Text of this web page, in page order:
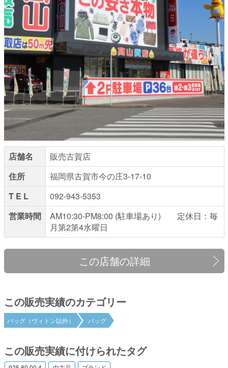
店舗名
販売古賀店
住所
福岡県古賀市今の庄3-17-10
T E L
092-943-5353
営業時間
AM10:30-PM8:00 (駐車場あり) 定休日：毎
月第2第4水曜日
この店舗の詳細
この販売実績のカテゴリー
バッグ（ヴィトン以外） バッグ
この販売実績に付けられたタグ